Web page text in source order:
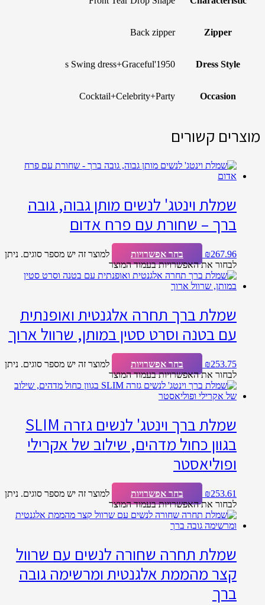
Zipper
Back zipper
Dress Style
1950's Swing dress+Graceful
Occasion
Cocktail+Celebrity+Party
מוצרים קשורים
שמלת וינטג' לנשים מותן גבוה, גובה
ברך – שחורת עם פרח אדום
₪267.96 בחר אפשרויות
למוצר זה יש מספר סוגים. ניתן
לבחור את האפשרויות בעמוד המוצר
שמלת ברך תחרה אלגנטית ואופנתית
עם בטנה וסרט סטין במותן, שרוול ארוך
₪253.75 בחר אפשרויות
למוצר זה יש מספר סוגים. ניתן
לבחור את האפשרויות בעמוד המוצר
שמלת ברך וינטג' לנשים גזרה SLIM
בגוון כחול מדהים, שילוב של אקרילי
ופוליאסטר
₪253.61 בחר אפשרויות
למוצר זה יש מספר סוגים. ניתן
לבחור את האפשרויות בעמוד המוצר
שמלת תחרה שחורה לנשים עם שרוול
קצר מהממת אלגנטית ומרשימה גובה
ברך